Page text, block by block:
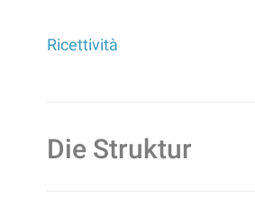
Ricettività
Die Struktur